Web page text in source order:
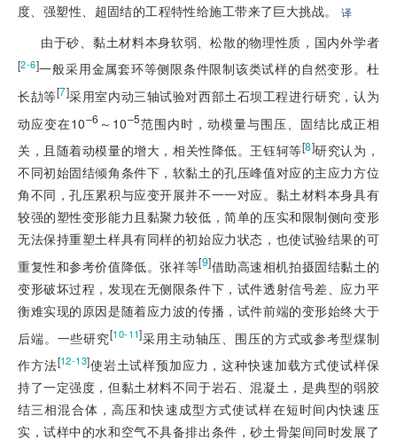
度、强塑性、超固结的工程特性给施工带来了巨大挑战。 译
由于砂、黏土材料本身软弱、松散的物理性质，国内外学者
[2-6]一般采用金属套环等侧限条件限制该类试样的自然变形。杜
长劼等[7]采用室内动三轴试验对西部土石坝工程进行研究，认为
动应变在10–6 ～10–5范围内时，动模量与围压、固结比成正相
关，且随着动模量的增大，相关性降低。王钰轲等[8]研究认为，
不同初始固结倾角条件下，软黏土的孔压峰值对应的主应力方位
角不同，孔压累积与应变开展并不一一对应。黏土材料本身具有
较强的塑性变形能力且黏聚力较低，简单的压实和限制侧向变形
无法保持重塑土样具有同样的初始应力状态，也使试验结果的可
重复性和参考价值降低。张祥等[9]借助高速相机拍摄固结黏土的
变形破坏过程，发现在无侧限条件下，试件透射信号差、应力平
衡难实现的原因是随着应力波的传播，试件前端的变形始终大于
后端。一些研究[10-11]采用主动轴压、围压的方式或参考型煤制
作方法[12-13]使岩土试样预加应力，这种快速加载方式使试样保
持了一定强度，但黏土材料不同于岩石、混凝土，是典型的弱胶
结三相混合体，高压和快速成型方式使试样在短时间内快速压
实，试样中的水和空气不具备排出条件，砂土骨架间同时发展了